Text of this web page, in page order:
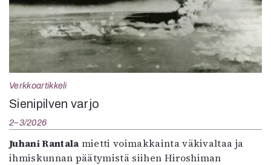
Verkkoartikkeli
Sienipilven varjo
2–3/2026
Juhani Rantala mietti voimakkainta väkivaltaa ja
ihmiskunnan päätymistä siihen Hiroshiman